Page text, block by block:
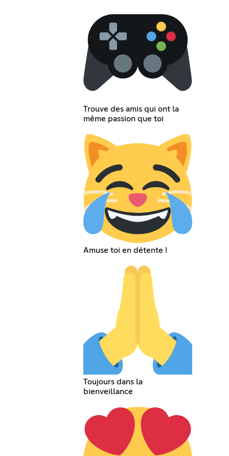
Trouve des amis qui ont la
même passion que toi
Amuse toi en détente !
Toujours dans la
bienveillance